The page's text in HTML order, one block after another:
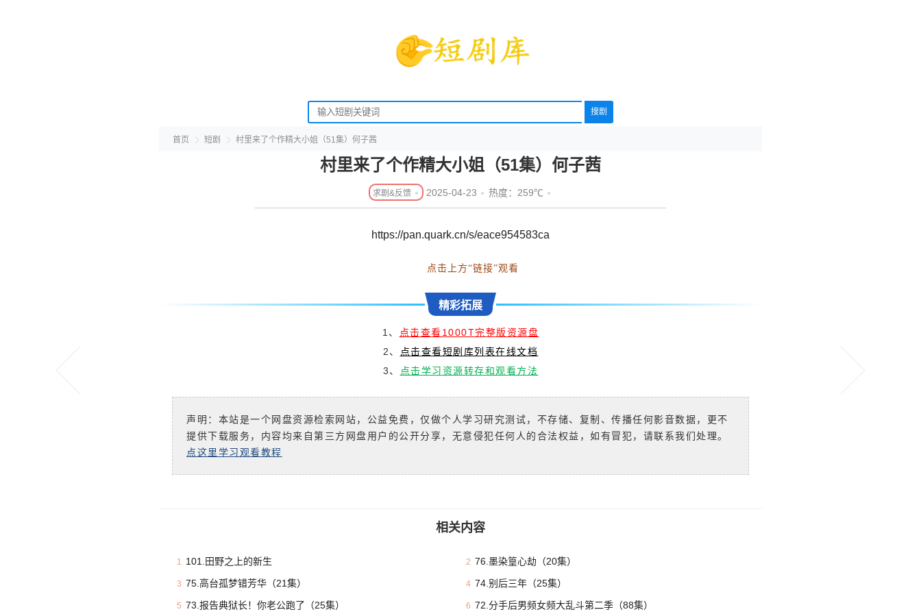
搜剧
首页 短剧 村里来了个作精大小姐（51集）何子茜
村里来了个作精大小姐（51集）何子茜
2025-04-23 热度：259℃
https://pan.quark.cn/s/eace954583ca
点击上方“链接”观看
精彩拓展
1、 点击查看1000T完整版资源盘
2、 点击查看短剧库列表在线文档
3、 点击学习资源转存和观看方法
声明：本站是一个网盘资源检索网站，公益免费，仅做个人学习研究测试，不存储、复制、传播任何影音数据，更不
提供下载服务，内容均来自第三方网盘用户的公开分享，无意侵犯任何人的合法权益，如有冒犯，请联系我们处理。
点这里学习观看教程
相关内容
1 101.田野之上的新生 2 76.墨染篁心劫（20集）
3 75.高台孤梦错芳华（21集） 4 74.别后三年（25集）
5 73.报告典狱长！你老公跑了（25集） 6 72.分手后男频女频大乱斗第二季（88集）